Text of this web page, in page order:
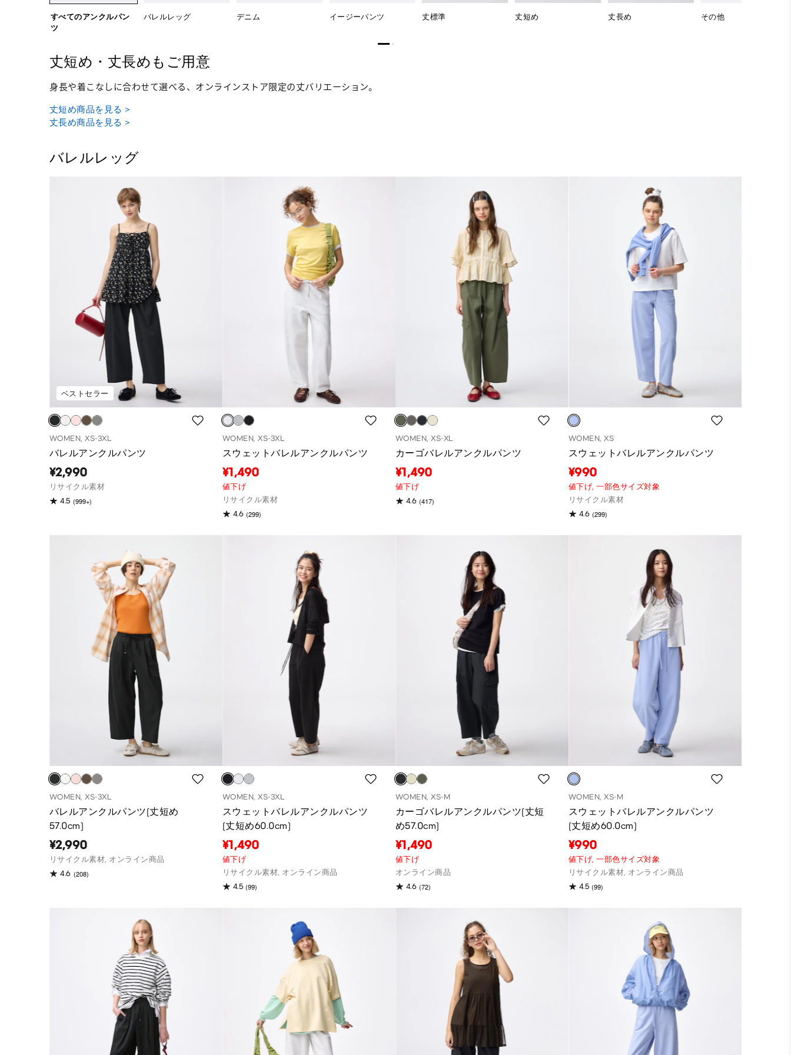
すべてのアンクルパン
ツ
バレルレッグ デニム イージーパンツ 丈標準 丈短め 丈長め その他
丈短め・丈長めもご用意
身長や着こなしに合わせて選べる、オンラインストア限定の丈バリエーション。
丈短め商品を見る >
丈長め商品を見る >
バレルレッグ
ベストセラー
WOMEN, XS-3XL
バレルアンクルパンツ
¥2,990
リサイクル素材
4.5 (999+)
WOMEN, XS-3XL
スウェットバレルアンクルパンツ
¥1,490
値下げ
リサイクル素材
4.6 (299)
WOMEN, XS-XL
カーゴバレルアンクルパンツ
¥1,490
値下げ
4.6 (417)
WOMEN, XS
スウェットバレルアンクルパンツ
¥990
値下げ,一部色サイズ対象
リサイクル素材
4.6 (299)
WOMEN, XS-3XL
バレルアンクルパンツ(丈短め
57.0cm)
¥2,990
リサイクル素材, オンライン商品
4.6 (208)
WOMEN, XS-3XL
スウェットバレルアンクルパンツ
(丈短め60.0cm)
¥1,490
値下げ
リサイクル素材, オンライン商品
4.5 (99)
WOMEN, XS-M
カーゴバレルアンクルパンツ(丈短
め57.0cm)
¥1,490
値下げ
オンライン商品
4.6 (72)
WOMEN, XS-M
スウェットバレルアンクルパンツ
(丈短め60.0cm)
¥990
値下げ,一部色サイズ対象
リサイクル素材, オンライン商品
4.5 (99)